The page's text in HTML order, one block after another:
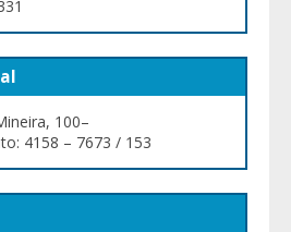
100–
4158 – 7673 / 153